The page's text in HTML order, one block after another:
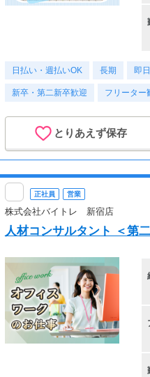
日払い・週払いOK 長期 即
新卒・第二新卒歓迎 フリーター
とりあえず保存
正社員 営業
株式会社バイトレ 新宿店
人材コンサルタント ＜第